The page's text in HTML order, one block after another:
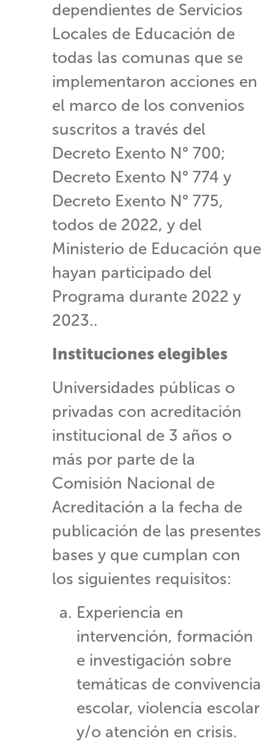
dependientes de Servicios
Locales de Educación de
todas las comunas que se
implementaron acciones en
el marco de los convenios
suscritos a través del
Decreto Exento N° 700;
Decreto Exento N° 774 y
Decreto Exento N° 775,
todos de 2022, y del
Ministerio de Educación que
hayan participado del
Programa durante 2022 y
2023..
Instituciones elegibles
Universidades públicas o
privadas con acreditación
institucional de 3 años o
más por parte de la
Comisión Nacional de
Acreditación a la fecha de
publicación de las presentes
bases y que cumplan con
los siguientes requisitos:
​Experiencia en
intervención, formación
e investigación sobre
temáticas de convivencia
escolar, violencia escolar
y/o atención en crisis.